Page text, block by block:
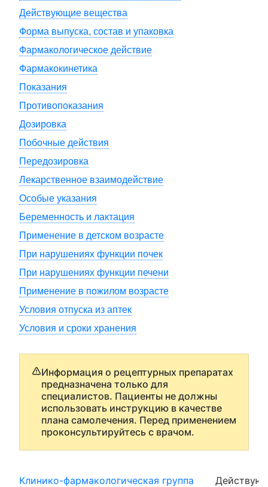
Действующие вещества
Форма выпуска, состав и упаковка
Фармакологическое действие
Фармакокинетика
Показания
Противопоказания
Дозировка
Побочные действия
Передозировка
Лекарственное взаимодействие
Особые указания
Беременность и лактация
Применение в детском возрасте
При нарушениях функции почек
При нарушениях функции печени
Применение в пожилом возрасте
Условия отпуска из аптек
Условия и сроки хранения
Информация о рецептурных препаратах
предназначена только для
специалистов. Пациенты не должны
использовать инструкцию в качестве
плана самолечения. Перед применением
проконсультируйтесь с врачом.
Клинико-фармакологическая группа